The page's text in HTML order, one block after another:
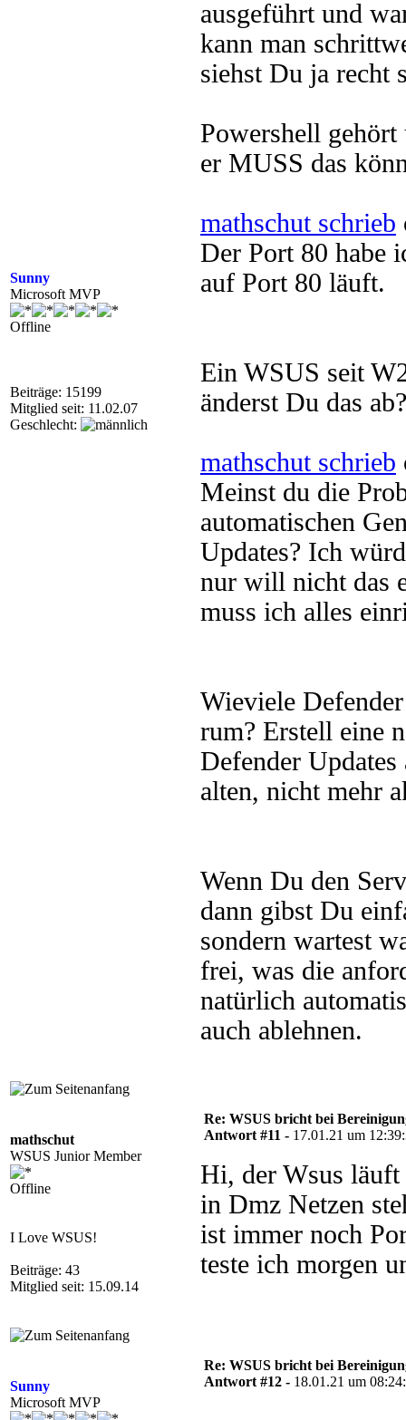
Sunny
Microsoft MVP
Offline
Beiträge: 15199
Mitglied seit: 11.02.07
Geschlecht:
ausgeführt und
kann man
siehst Du ja recht
Powershell
er MUSS das
mathschut schrieb
Der Port 80 habe
auf Port 80 läuft.
Ein WSUS seit
änderst Du das ab?
mathschut schrieb
Meinst du die
automatischen
Updates? Ich
nur will nicht das
muss ich alles
Wieviele
rum? Erstell eine
Defender
alten, nicht mehr
Wenn Du den
dann gibst Du
sondern wartest
frei, was die
natürlich
auch ablehnen.
mathschut
WSUS Junior Member
Offline
I Love WSUS!
Beiträge: 43
Mitglied seit: 15.09.14
Re: WSUS bricht bei
Antwort #11 - 17.01.21 um
Hi, der Wsus
in Dmz Netzen
ist immer noch
teste ich morgen
Sunny
Microsoft MVP
Re: WSUS bricht bei
Antwort #12 - 18.01.21 um